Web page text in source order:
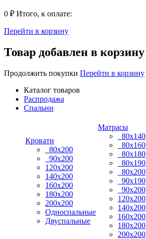
0 ₽ Итого, к оплате:
Перейти в корзину
Товар добавлен в корзину
Продолжить покупки Перейти в корзину
Каталог товаров
Распродажа
Спальни
Кровати
80х200
90х200
120х200
140х200
160х200
180х200
200х200
Односпальные
Двуспальные
Матрасы
80х140
80х160
80х180
80х190
80х200
90х190
90х200
120х200
140х200
160х200
180х200
200х200